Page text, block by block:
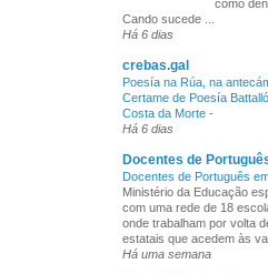
como
Cando sucede ...
Há 6 dias
crebas.gal
Poesía na Rúa, na
Certame de Poesía
Costa da Morte -
Há 6 dias
Docentes de
Docentes de Português
Ministério da Educação
com uma rede de 18
onde trabalham por volta
estatais que acedem às
Há uma semana